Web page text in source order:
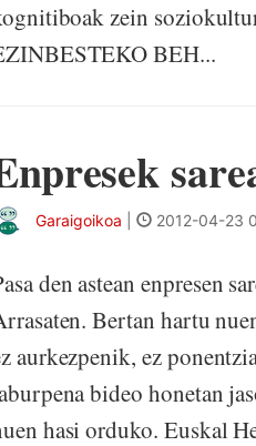
zein
BEH...
Garaigoikoa 2012-04-23
den astean enpresen
Bertan hartu
aurkezpenik, ez
bideo honetan
hasi orduko. Euskal